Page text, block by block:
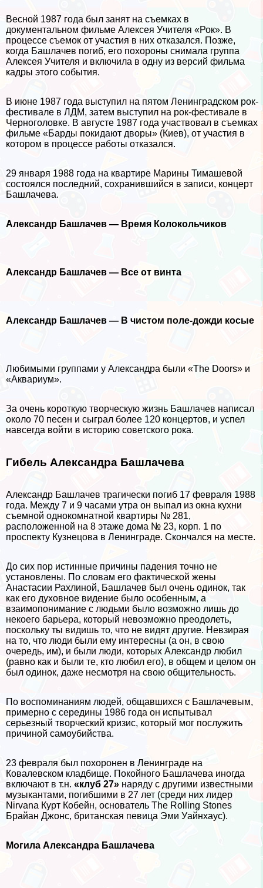
Весной 1987 года был занят на съемках в
документальном фильме Алексея Учителя «Рок». В
процессе съемок от участия в них отказался. Позже,
когда Башлачев погиб, его похороны снимала группа
Алексея Учителя и включила в одну из версий фильма
кадры этого события.
В июне 1987 года выступил на пятом Ленинградском рок-
фестивале в ЛДМ, затем выступил на рок-фестивале в
Черноголовке. В августе 1987 года участвовал в съемках
фильме «Барды покидают дворы» (Киев), от участия в
котором в процессе работы отказался.
29 января 1988 года на квартире Марины Тимашевой
состоялся последний, сохранившийся в записи, концерт
Башлачева.
Александр Башлачев — Время Колокольчиков
Александр Башлачев — Все от винта
Александр Башлачев — В чистом поле-дожди косые
Любимыми группами у Александра были «The Doors» и
«Аквариум».
За очень короткую творческую жизнь Башлачев написал
около 70 песен и сыграл более 120 концертов, и успел
навсегда войти в историю советского рока.
Гибель Александра Башлачева
Александр Башлачев трагически погиб 17 февраля 1988
года. Между 7 и 9 часами утра он выпал из окна кухни
съемной однокомнатной квартиры № 281,
расположенной на 8 этаже дома № 23, корп. 1 по
проспекту Кузнецова в Ленинграде. Скончался на месте.
До сих пор истинные причины падения точно не
установлены. По словам его фактической жены
Анастасии Рахлиной, Башлачев был очень одинок, так
как его духовное видение было особенным, а
взаимопонимание с людьми было возможно лишь до
некоего барьера, который невозможно преодолеть,
поскольку ты видишь то, что не видят другие. Невзирая
на то, что люди были ему интересны (а он, в свою
очередь, им), и были люди, которых Александр любил
(равно как и были те, кто любил его), в общем и целом он
был одинок, даже несмотря на свою общительность.
По воспоминаниям людей, общавшихся с Башлачевым,
примерно с середины 1986 года он испытывал
серьезный творческий кризис, который мог послужить
причиной самоубийства.
23 февраля был похоронен в Ленинграде на
Ковалевском кладбище. Покойного Башлачева иногда
включают в т.н. «клуб 27» наряду с другими известными
музыкантами, погибшими в 27 лет (среди них лидер
Nirvana Курт Кобейн, основатель The Rolling Stones
Брайан Джонс, британская певица Эми Уайнхаус).
Могила Александра Башлачева